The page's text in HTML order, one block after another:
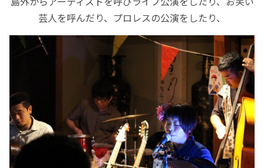
芸人を呼んだり、プロレスの公演をしたり、